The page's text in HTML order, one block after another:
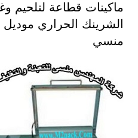
ماكينات قطاعة لتلحيم
منسي